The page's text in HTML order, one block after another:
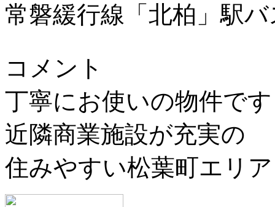
常磐緩行線「北柏」駅
コメント
丁寧にお使いの物件で
近隣商業施設が充実の
住みやすい松葉町エリ